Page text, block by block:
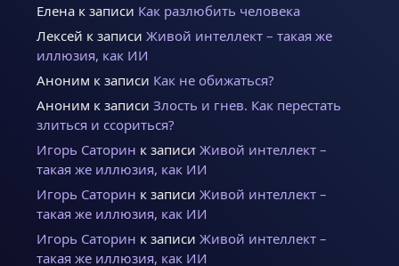
Елена к записи Как разлюбить человека
Лексей к записи Живой интеллект – такая же
иллюзия, как ИИ
Аноним к записи Как не обижаться?
Аноним к записи Злость и гнев. Как перестать
злиться и ссориться?
Игорь Саторин к записи Живой интеллект –
такая же иллюзия, как ИИ
Игорь Саторин к записи Живой интеллект –
такая же иллюзия, как ИИ
Игорь Саторин к записи Живой интеллект –
такая же иллюзия, как ИИ